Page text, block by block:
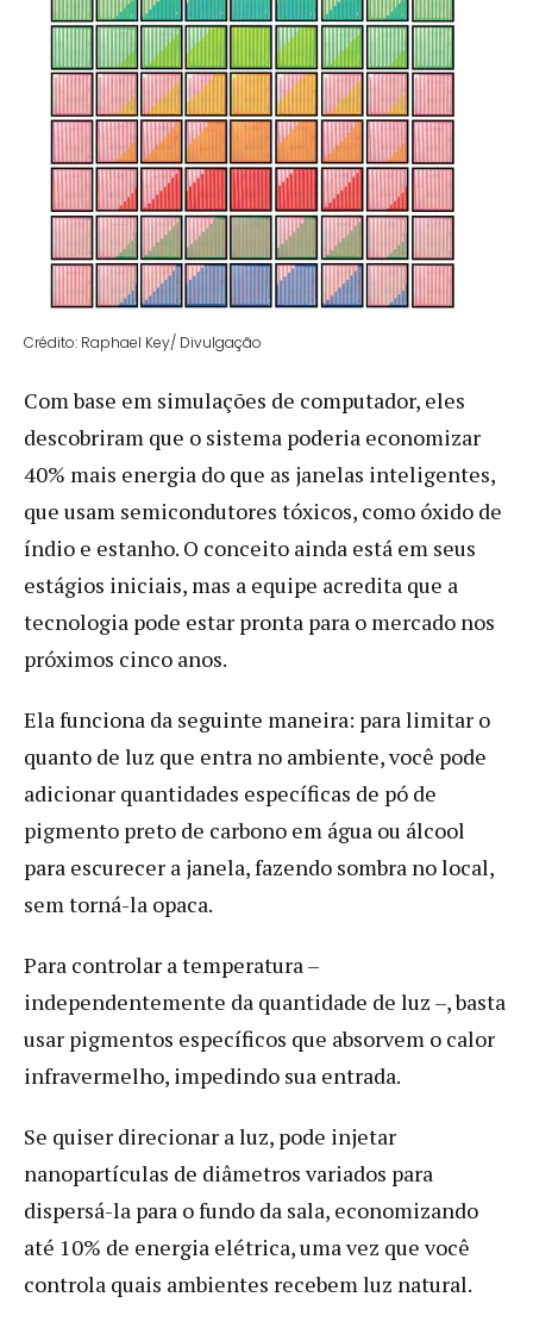
Crédito: Raphael Key/ Divulgação
Com base em simulações de computador, eles
descobriram que o sistema poderia economizar
40% mais energia do que as janelas inteligentes,
que usam semicondutores tóxicos, como óxido de
índio e estanho. O conceito ainda está em seus
estágios iniciais, mas a equipe acredita que a
tecnologia pode estar pronta para o mercado nos
próximos cinco anos.
Ela funciona da seguinte maneira: para limitar o
quanto de luz que entra no ambiente, você pode
adicionar quantidades específicas de pó de
pigmento preto de carbono em água ou álcool
para escurecer a janela, fazendo sombra no local,
sem torná-la opaca.
Para controlar a temperatura –
independentemente da quantidade de luz –, basta
usar pigmentos específicos que absorvem o calor
infravermelho, impedindo sua entrada.
Se quiser direcionar a luz, pode injetar
nanopartículas de diâmetros variados para
dispersá-la para o fundo da sala, economizando
até 10% de energia elétrica, uma vez que você
controla quais ambientes recebem luz natural.